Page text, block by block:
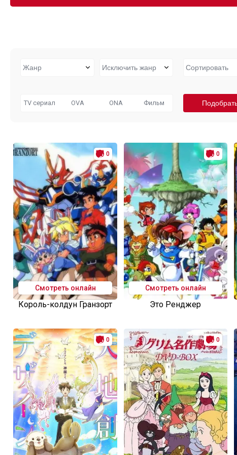
TV сериал OVA ONA Фильм
0
Смотреть онлайн
Король-колдун Гранзорт
0
Смотреть онлайн
Это Ренджер
0 0